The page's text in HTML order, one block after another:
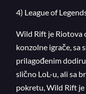
4) League of
Wild Rift je Riotova
konzolne igrače, sa
prilagođenim
slično LoL-u, ali sa
pokretu, Wild Rift je